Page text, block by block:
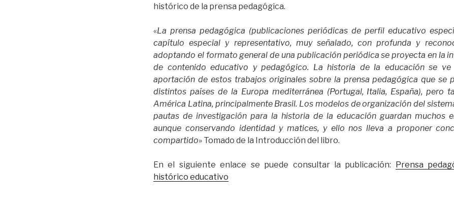
histórico de la prensa pedagógica.
«La prensa pedagógica (publicaciones periódicas de perfil educativo
capítulo especial y representativo, muy señalado, con profunda y
adoptando el formato general de una publicación periódica se proyecta en la
de contenido educativo y pedagógico. La historia de la educación se ve
aportación de estos trabajos originales sobre la prensa pedagógica que se
distintos países de la Europa mediterránea (Portugal, Italia, España), pero
América Latina, principalmente Brasil. Los modelos de organización del
pautas de investigación para la historia de la educación guardan muchos
aunque conservando identidad y matices, y ello nos lleva a proponer
compartido» Tomado de la Introducción del libro.
En el siguiente enlace se puede consultar la publicación:
Prensa
histórico educativo